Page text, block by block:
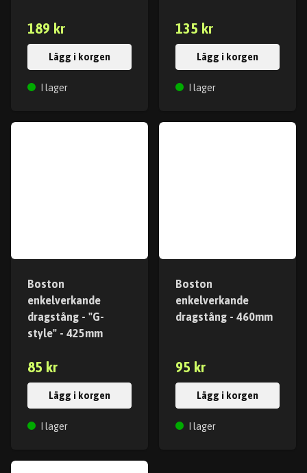
189 kr
Lägg i korgen
I lager
135 kr
Lägg i korgen
I lager
Boston
enkelverkande
dragstång - "G-
style" - 425mm
85 kr
Lägg i korgen
I lager
Boston
enkelverkande
dragstång - 460mm
95 kr
Lägg i korgen
I lager